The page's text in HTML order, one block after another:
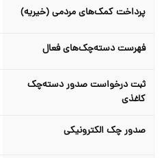
پرداخت کمک‌های مردمی (خیریه)
فهرست دسته‌چک‌های فعال
ثبت درخواست صدور دسته‌چک
کاغذی
صدور چک الکترونیکی